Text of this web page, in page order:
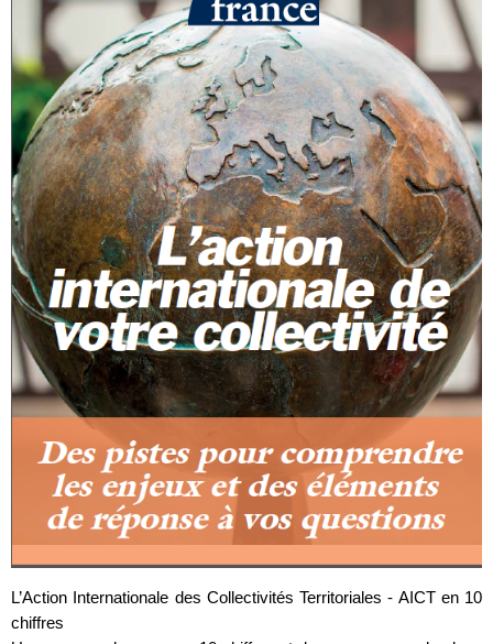
L’Action Internationale des Collectivités Territoriales - AICT en 10
chiffres